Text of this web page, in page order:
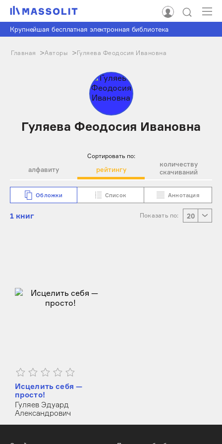
Крупнейшая бесплатная электронная библиотека
Главная Авторы Гуляева Феодосия Ивановна
Гуляева Феодосия Ивановна
Сортировать по:
алфавиту рейтингу
количеству
скачиваний
Обложки Список Аннотация
1 книг Показать по: 20
Исцелить себя —
просто!
Гуляев Эдуард
Александрович